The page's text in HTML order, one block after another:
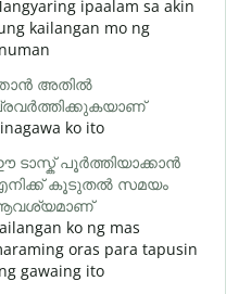
ipaalam sa akin
kailangan mo ng
അതിൽ
ko ito
ടാസ്ക് പൂർത്തിയാക്കാൻ
കൂടുതൽ സമയം
ko ng mas
oras para tapusin
gawaing ito